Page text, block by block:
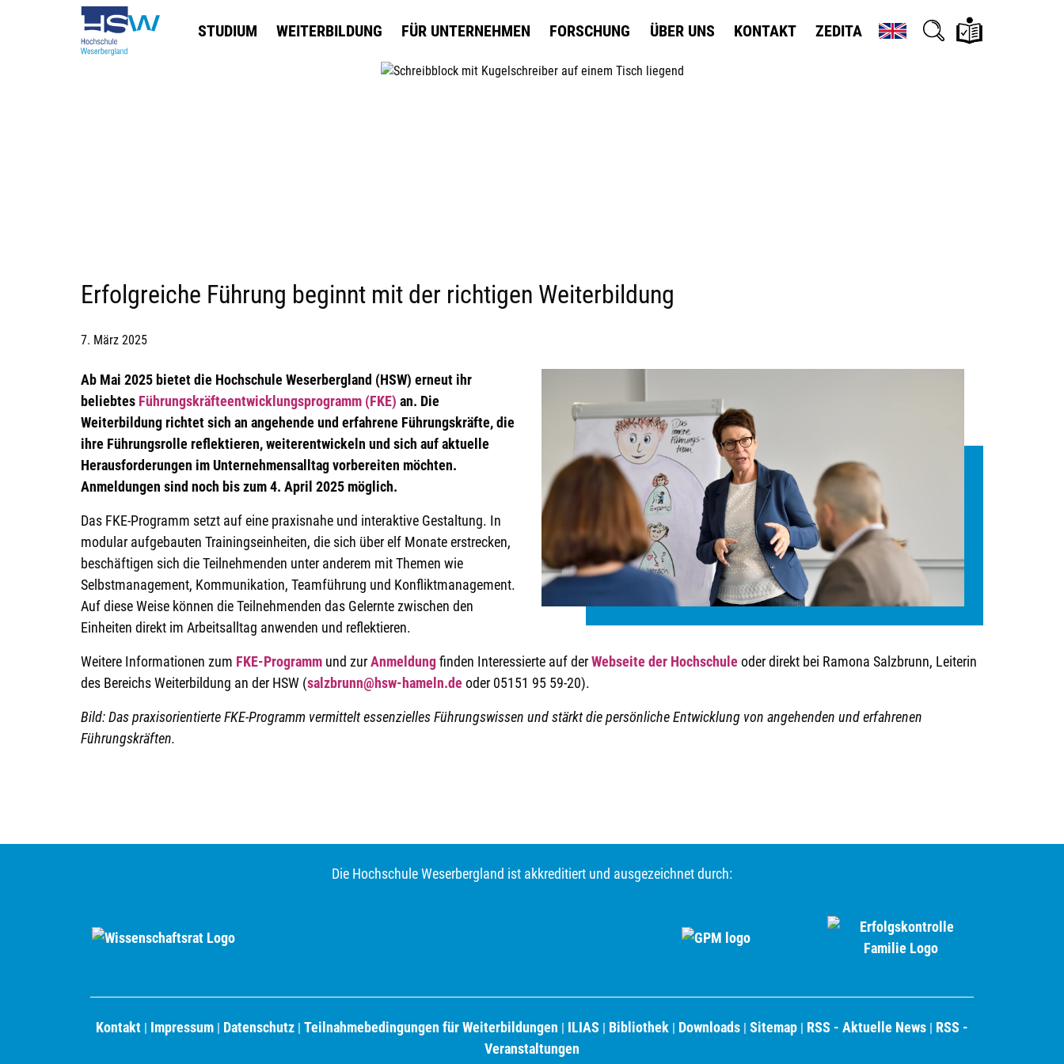
STUDIUM WEITERBILDUNG FÜR UNTERNEHMEN FORSCHUNG ÜBER UNS KONTAKT ZEDITA
Erfolgreiche Führung beginnt mit der richtigen Weiterbildung
7. März 2025
Ab Mai 2025 bietet die Hochschule Weserbergland (HSW) erneut ihr
beliebtes Führungskräfteentwicklungsprogramm (FKE) an. Die
Weiterbildung richtet sich an angehende und erfahrene Führungskräfte, die
ihre Führungsrolle reflektieren, weiterentwickeln und sich auf aktuelle
Herausforderungen im Unternehmensalltag vorbereiten möchten.
Anmeldungen sind noch bis zum 4. April 2025 möglich.
Das FKE-Programm setzt auf eine praxisnahe und interaktive Gestaltung. In
modular aufgebauten Trainingseinheiten, die sich über elf Monate erstrecken,
beschäftigen sich die Teilnehmenden unter anderem mit Themen wie
Selbstmanagement, Kommunikation, Teamführung und Konfliktmanagement.
Auf diese Weise können die Teilnehmenden das Gelernte zwischen den
Einheiten direkt im Arbeitsalltag anwenden und reflektieren.
Weitere Informationen zum FKE-Programm und zurAnmeldungfinden Interessierte auf derWebseite der Hochschule oder direkt bei Ramona Salzbrunn, Leiterin
des Bereichs Weiterbildung an der HSW (salzbrunn@hsw-hameln.de oder 05151 95 59-20).
Bild: Das praxisorientierte FKE-Programm vermittelt essenzielles Führungswissen und stärkt die persönliche Entwicklung von angehenden und erfahrenen
Führungskräften.
Die Hochschule Weserbergland ist akkreditiert und ausgezeichnet durch:
Kontakt | Impressum | Datenschutz | Teilnahmebedingungen für Weiterbildungen | ILIAS | Bibliothek | Downloads | Sitemap | RSS - Aktuelle News | RSS -
Veranstaltungen